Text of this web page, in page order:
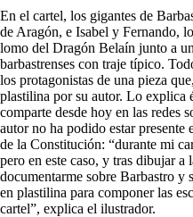
En el cartel, los gigantes de
de Aragón, e Isabel y Fernando,
lomo del Dragón Belaín junto a
barbastrenses con traje típico.
los protagonistas de una pieza
plastilina por su autor. Lo explica
comparte desde hoy en las redes
autor no ha podido estar presente
de la Constitución: “durante mi
pero en este caso, y tras dibujar a
documentarme sobre Barbastro y
en plastilina para componer las
cartel”, explica el ilustrador.